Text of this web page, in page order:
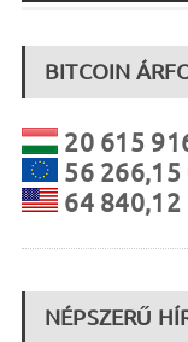
BITCOIN
20 615
56 266,15
64 840,12
NÉPSZERŰ